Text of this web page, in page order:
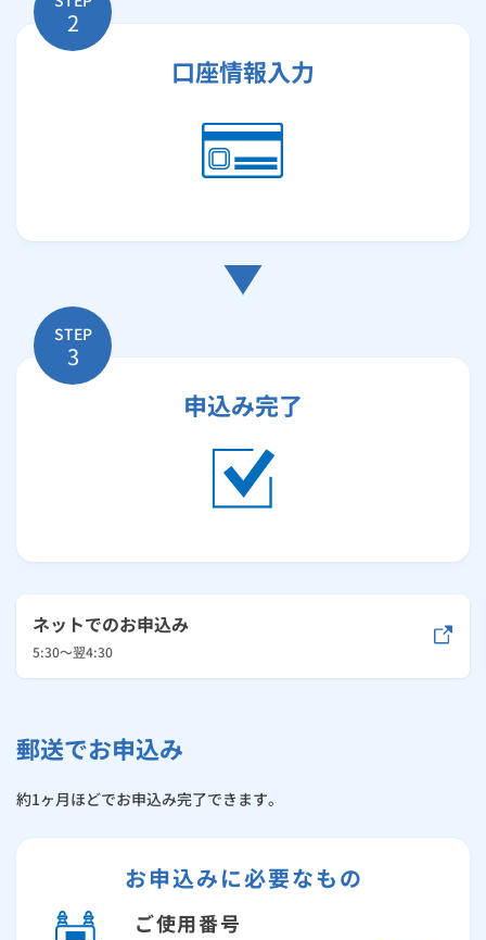
2
口座情報入力
STEP
3
申込み完了
ネットでのお申込み
5:30～翌4:30
郵送でお申込み
約1ヶ月ほどでお申込み完了できます。
お申込みに必要なもの
ご使用番号